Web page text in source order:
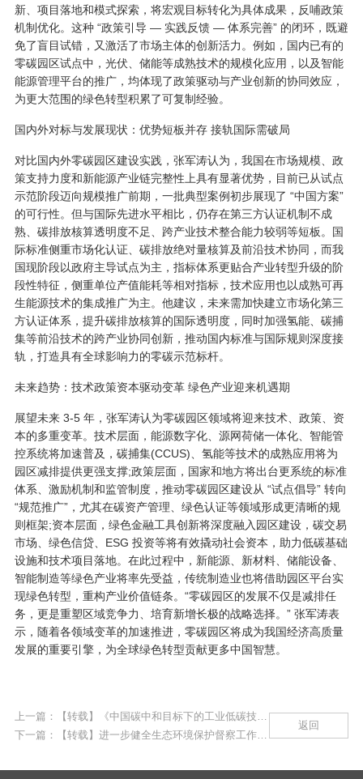
新、项目落地和模式探索，将宏观目标转化为具体成果，反哺政策
机制优化。这种 “政策引导 — 实践反馈 — 体系完善” 的闭环，既避
免了盲目试错，又激活了市场主体的创新活力。例如，国内已有的
零碳园区试点中，光伏、储能等成熟技术的规模化应用，以及智能
能源管理平台的推广，均体现了政策驱动与产业创新的协同效应，
为更大范围的绿色转型积累了可复制经验。
国内外对标与发展现状：优势短板并存 接轨国际需破局
对比国内外零碳园区建设实践，张军涛认为，我国在市场规模、政
策支持力度和新能源产业链完整性上具有显著优势，目前已从试点
示范阶段迈向规模推广前期，一批典型案例初步展现了 “中国方案”
的可行性。但与国际先进水平相比，仍存在第三方认证机制不成
熟、碳排放核算透明度不足、跨产业技术整合能力较弱等短板。国
际标准侧重市场化认证、碳排放绝对量核算及前沿技术协同，而我
国现阶段以政府主导试点为主，指标体系更贴合产业转型升级的阶
段性特征，侧重单位产值能耗等相对指标，技术应用也以成熟可再
生能源技术的集成推广为主。他建议，未来需加快建立市场化第三
方认证体系，提升碳排放核算的国际透明度，同时加强氢能、碳捕
集等前沿技术的跨产业协同创新，推动国内标准与国际规则深度接
轨，打造具有全球影响力的零碳示范标杆。
未来趋势：技术政策资本驱动变革 绿色产业迎来机遇期
展望未来 3-5 年，张军涛认为零碳园区领域将迎来技术、政策、资
本的多重变革。技术层面，能源数字化、源网荷储一体化、智能管
控系统将加速普及，碳捕集(CCUS)、氢能等技术的成熟应用将为
园区减排提供更强支撑;政策层面，国家和地方将出台更系统的标准
体系、激励机制和监管制度，推动零碳园区建设从 “试点倡导” 转向
“规范推广”，尤其在碳资产管理、绿色认证等领域形成更清晰的规
则框架;资本层面，绿色金融工具创新将深度融入园区建设，碳交易
市场、绿色信贷、ESG 投资等将有效撬动社会资本，助力低碳基础
设施和技术项目落地。在此过程中，新能源、新材料、储能设备、
智能制造等绿色产业将率先受益，传统制造业也将借助园区平台实
现绿色转型，重构产业价值链条。“零碳园区的发展不仅是减排任
务，更是重塑区域竞争力、培育新增长极的战略选择。” 张军涛表
示，随着各领域变革的加速推进，零碳园区将成为我国经济高质量
发展的重要引擎，为全球绿色转型贡献更多中国智慧。
上一篇：【转载】《中国碳中和目标下的工业低碳技术展望》报告发布
下一篇：【转载】进一步健全生态环境保护督察工作体制机制——中央生态环境保护督察工作领导小组办公室有关负责人就…
返回